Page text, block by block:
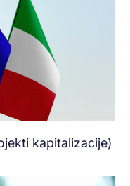
kapitalizacije)